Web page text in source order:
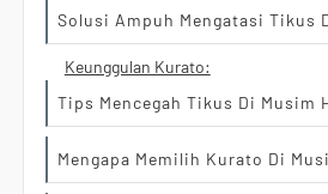
Solusi Ampuh Mengatasi Tikus
Keunggulan Kurato:
Tips Mencegah Tikus Di Musim
Mengapa Memilih Kurato Di